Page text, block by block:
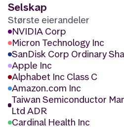
Selskap
Største eierandeler
NVIDIA Corp
Micron Technology Inc
SanDisk Corp Ordinary
Apple Inc
Alphabet Inc Class C
Amazon.com Inc
Taiwan Semiconductor
Ltd ADR
Cardinal Health Inc